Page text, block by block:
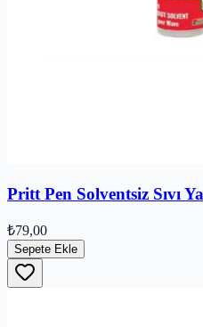
Pritt Pen Solventsiz Sıvı
₺79,00
Sepete Ekle